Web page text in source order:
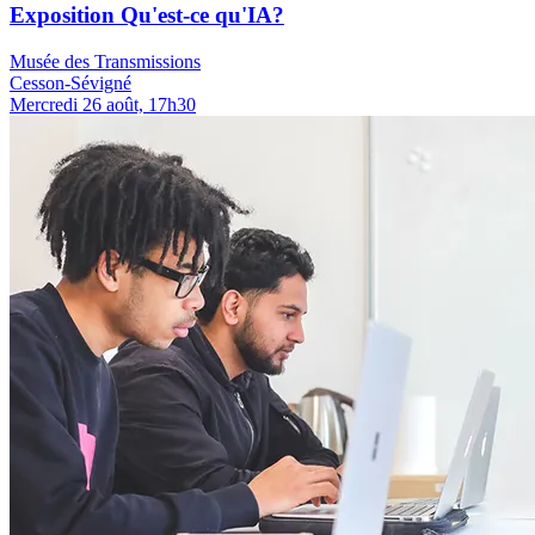
Exposition Qu'est-ce qu'IA?
Musée des Transmissions
Cesson-Sévigné
Mercredi 26 août, 17h30